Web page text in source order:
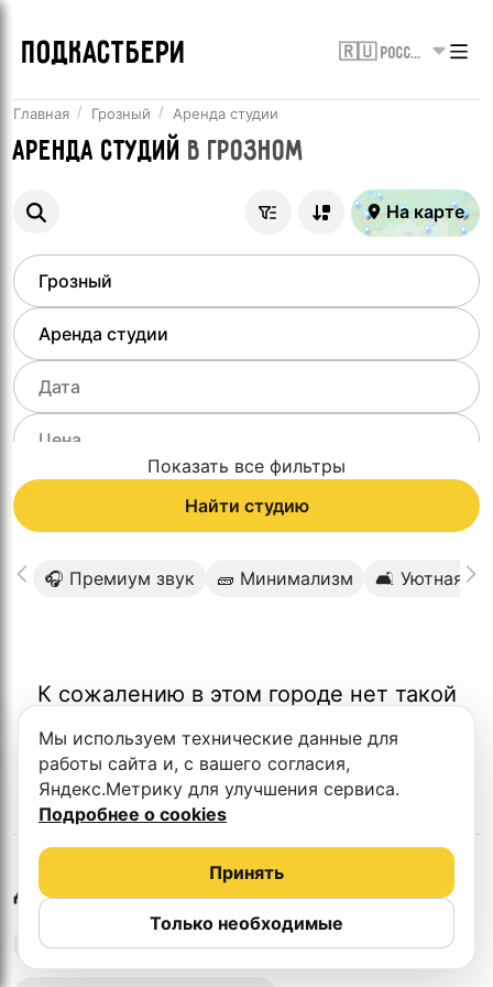
ПОДКАСТБЕРИ 🇷🇺 Россия
Главная Грозный Аренда студии
Аренда студий в Грозном
На карте
Показать все фильтры
Найти студию
🎧 Премиум звук 🧱 Минимализм 🛋 Уютная
К сожалению в этом городе нет такой
Другие студии в Грозном
Выездная запись подкастов
Мы используем технические данные для
работы сайта и, с вашего согласия,
Яндекс.Метрику для улучшения сервиса.
Подробнее о cookies
Только необходимые
Принять